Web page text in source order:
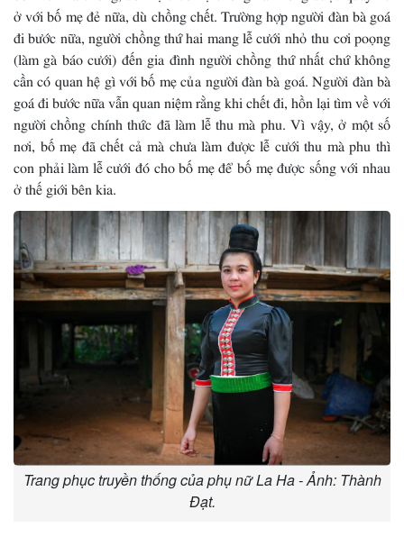
ở với bố mẹ đẻ nữa, dù chồng chết. Trường hợp người đàn bà goá
đi bước nữa, người chồng thứ hai mang lễ cưới nhỏ thu cơi poọng
(làm gà báo cưới) đến gia đình người chồng thứ nhất chứ không
cần có quan hệ gì với bố mẹ của người đàn bà goá. Người đàn bà
goá đi bước nữa vẫn quan niệm rằng khi chết đi, hồn lại tìm về với
người chồng chính thức đã làm lễ thu mà phu. Vì vậy, ở một số
nơi, bố mẹ đã chết cả mà chưa làm được lễ cưới thu mà phu thì
con phải làm lễ cưới đó cho bố mẹ để bố mẹ được sống với nhau
ở thế giới bên kia.
Trang phục truyền thống của phụ nữ La Ha - Ảnh: Thành
Đạt.